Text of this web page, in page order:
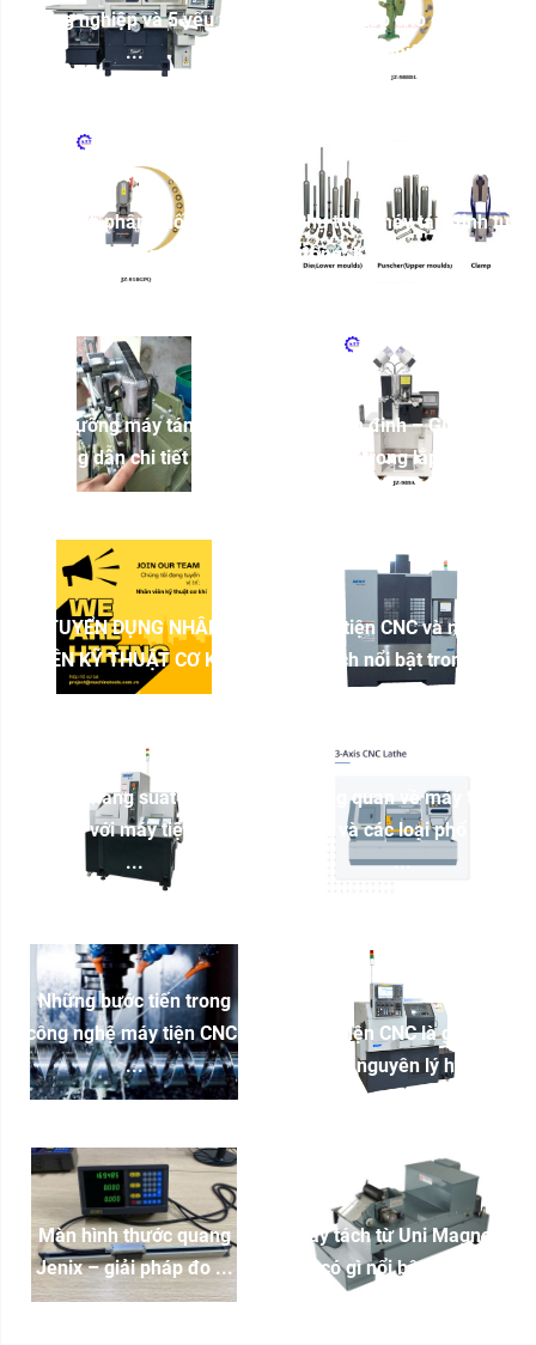
công nghiệp và 5 yếu tố
...
phù hợp cho doanh
nghiệp
Đại diện phân phối chính
hãng máy tán đinh ...
Phụ tùng máy tán đinh tự
động: Khuôn, chày và ...
Bảo dưỡng máy tán đinh:
Hướng dẫn chi tiết để ...
Máy tán đinh – Giải pháp
tối ưu trong lắp ráp ...
TUYỂN DỤNG NHÂN
VIÊN KỸ THUẬT CƠ KHÍ
Máy tiện CNC và những
lợi ích nổi bật trong ...
Tối ưu năng suất xưởng
cơ khí với máy tiện CNC
...
Tổng quan về máy tiện
CNC và các loại phổ biến
...
Những bước tiến trong
công nghệ máy tiện CNC:
...
Máy tiện CNC là gì? Cấu
tạo và nguyên lý hoạt ...
Màn hình thước quang
Jenix – giải pháp đo ...
Máy tách từ Uni Magnetic
có gì nổi bật? So ...